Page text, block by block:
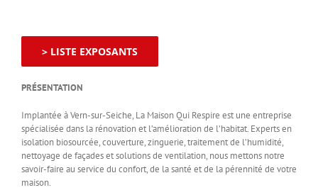
> LISTE EXPOSANTS
PRÉSENTATION
Implantée à Vern-sur-Seiche, La Maison Qui Respire est une entreprise
spécialisée dans la rénovation et l’amélioration de l’habitat. Experts en
isolation biosourcée, couverture, zinguerie, traitement de l’humidité,
nettoyage de façades et solutions de ventilation, nous mettons notre
savoir-faire au service du confort, de la santé et de la pérennité de votre
maison.